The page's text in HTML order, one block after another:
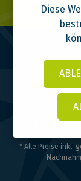
* Alle Preise inkl.
Diese